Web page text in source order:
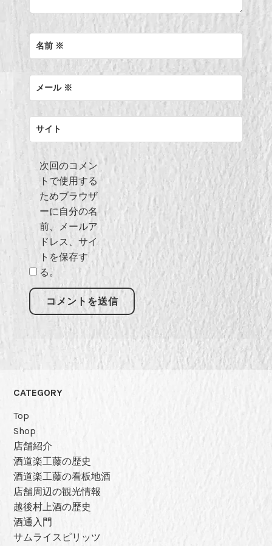
名前 ※
メール ※
サイト
次回のコメン
トで使用する
ためブラウザ
ーに自分の名
前、メールア
ドレス、サイ
トを保存す
る。
CATEGORY
Top
Shop
店舗紹介
酒道楽工藤の歴史
酒道楽工藤の看板地酒
店舗周辺の観光情報
越後村上酒の歴史
酒通入門
サムライスピリッツ